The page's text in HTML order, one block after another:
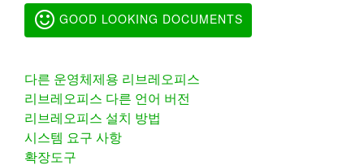
GOOD LOOKING DOCUMENTS
다른 운영체제용 리브레오피스
리브레오피스 다른 언어 버전
리브레오피스 설치 방법
시스템 요구 사항
확장도구